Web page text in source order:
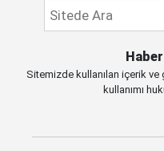
Sitemizde kullanılan içerik ve
kullanımı